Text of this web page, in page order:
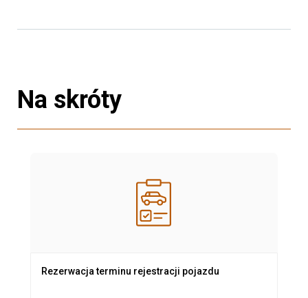
Na skróty
Rezerwacja terminu rejestracji pojazdu